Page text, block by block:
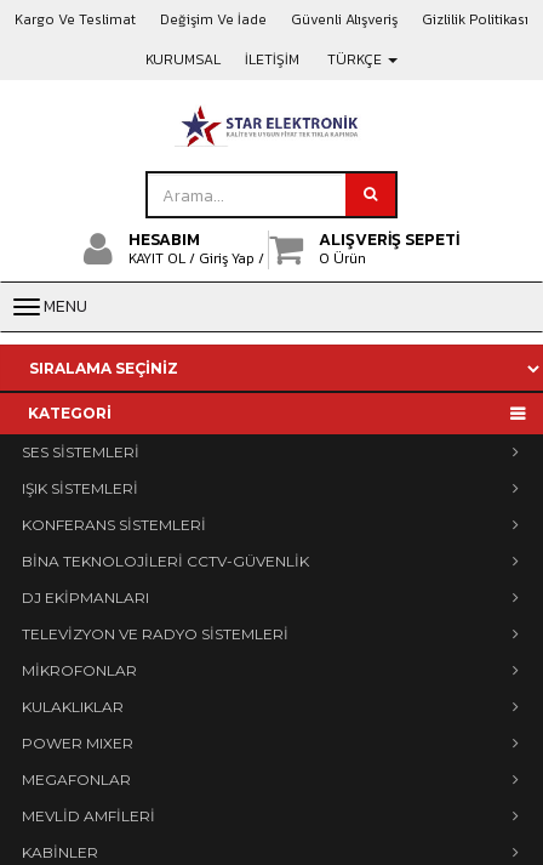
Kargo Ve Teslimat Değişim Ve İade Güvenli Alışveriş
Gizlilik Politikası
KURUMSAL
İLETİŞİM TÜRKÇE
HESABIM
KAYIT OL / Giriş Yap /
ALIŞVERİŞ SEPETİ
0 Ürün
MENU
KATEGORİ
SES SİSTEMLERİ
IŞIK SİSTEMLERİ
KONFERANS SİSTEMLERİ
BİNA TEKNOLOJİLERİ CCTV-GÜVENLİK
DJ EKİPMANLARI
TELEVİZYON VE RADYO SİSTEMLERİ
MİKROFONLAR
KULAKLIKLAR
POWER MIXER
MEGAFONLAR
MEVLİD AMFİLERİ
KABİNLER